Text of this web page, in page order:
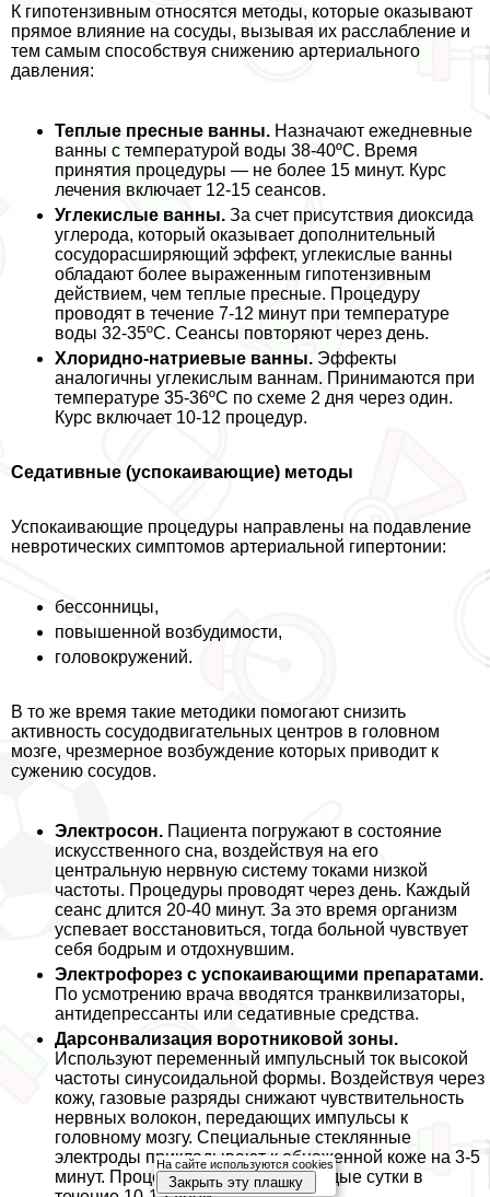
К гипотензивным относятся методы, которые оказывают
прямое влияние на сосуды, вызывая их расслабление и
тем самым способствуя снижению артериального
давления:
Теплые пресные ванны. Назначают ежедневные
ванны с температурой воды 38-40ºС. Время
принятия процедуры — не более 15 минут. Курс
лечения включает 12-15 сеансов.
Углекислые ванны. За счет присутствия диоксида
углерода, который оказывает дополнительный
сосудорасширяющий эффект, углекислые ванны
обладают более выраженным гипотензивным
действием, чем теплые пресные. Процедуру
проводят в течение 7-12 минут при температуре
воды 32-35ºС. Сеансы повторяют через день.
Хлоридно-натриевые ванны. Эффекты
аналогичны углекислым ваннам. Принимаются при
температуре 35-36ºС по схеме 2 дня через один.
Курс включает 10-12 процедур.
Седативные (успокаивающие) методы
Успокаивающие процедуры направлены на подавление
невротических симптомов артериальной гипертонии:
бессонницы,
повышенной возбудимости,
головокружений.
В то же время такие методики помогают снизить
активность сосудодвигательных центров в головном
мозге, чрезмерное возбуждение которых приводит к
сужению сосудов.
Электросон. Пациента погружают в состояние
искусственного сна, воздействуя на его
центральную нервную систему токами низкой
частоты. Процедуры проводят через день. Каждый
сеанс длится 20-40 минут. За это время организм
успевает восстановиться, тогда больной чувствует
себя бодрым и отдохнувшим.
Электрофорез с успокаивающими препаратами.
По усмотрению врача вводятся транквилизаторы,
антидепрессанты или седативные средства.
Дарсонвализация воротниковой зоны.
Используют переменный импульсный ток высокой
частоты синусоидальной формы. Воздействуя через
кожу, газовые разряды снижают чувствительность
нервных волокон, передающих импульсы к
головному мозгу. Специальные стеклянные
электроды прикладывают к обнаженной коже на 3-5
минут. Процедуры повторяют каждые сутки в
На сайте используются cookies
Закрыть эту плашку